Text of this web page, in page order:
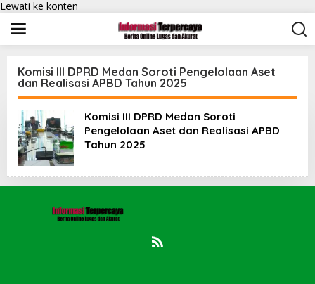
Lewati ke konten
Komisi III DPRD Medan Soroti Pengelolaan Aset
dan Realisasi APBD Tahun 2025
Komisi III DPRD Medan Soroti
Pengelolaan Aset dan Realisasi APBD
Tahun 2025